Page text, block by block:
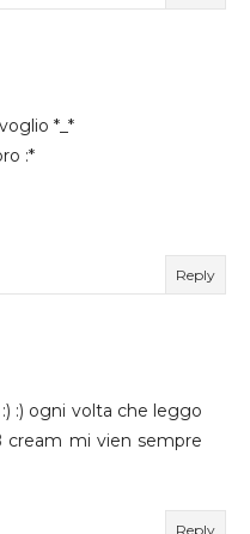
*_*
:*
Reply
:) ogni volta che leggo
cream mi vien sempre
Reply